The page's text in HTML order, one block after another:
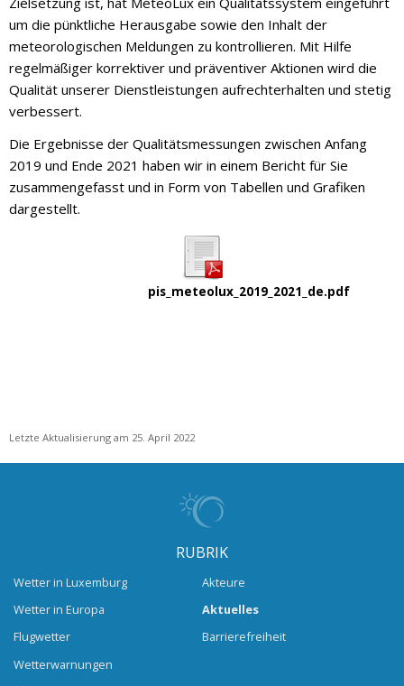
um die pünktliche Herausgabe sowie den Inhalt der
meteorologischen Meldungen zu kontrollieren. Mit Hilfe
regelmäßiger korrektiver und präventiver Aktionen wird die
Qualität unserer Dienstleistungen aufrechterhalten und stetig
verbessert.
Die Ergebnisse der Qualitätsmessungen zwischen Anfang
2019 und Ende 2021 haben wir in einem Bericht für Sie
zusammengefasst und in Form von Tabellen und Grafiken
dargestellt.
pis_meteolux_2019_2021_de.pdf
Letzte Aktualisierung am 25. April 2022
RUBRIK
Wetter in Luxemburg
Wetter in Europa
Flugwetter
Wetterwarnungen
Akteure
Aktuelles
Barrierefreiheit